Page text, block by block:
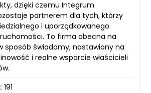
dzięki czemu Integrum
partnerem dla tych, którzy
i uporządkowanego
To firma obecna na
sposób świadomy, nastawiony na
i realne wsparcie właścicieli
191